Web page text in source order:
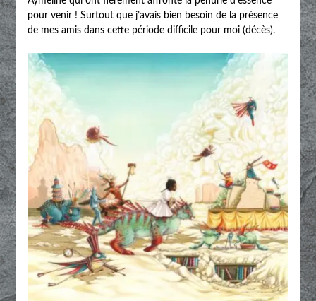
pour venir ! Surtout que j’avais bien besoin de la présence
de mes amis dans cette période difficile pour moi (décès).